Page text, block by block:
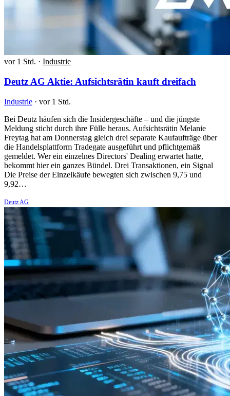
vor 1 Std. · Industrie
Deutz AG Aktie: Aufsichtsrätin kauft dreifach
Industrie · vor 1 Std.
Bei Deutz häufen sich die Insidergeschäfte – und die jüngste
Meldung sticht durch ihre Fülle heraus. Aufsichtsrätin Melanie
Freytag hat am Donnerstag gleich drei separate Kaufaufträge über
die Handelsplattform Tradegate ausgeführt und pflichtgemäß
gemeldet. Wer ein einzelnes Directors' Dealing erwartet hatte,
bekommt hier ein ganzes Bündel. Drei Transaktionen, ein Signal
Die Preise der Einzelkäufe bewegten sich zwischen 9,75 und
9,92…
Deutz AG